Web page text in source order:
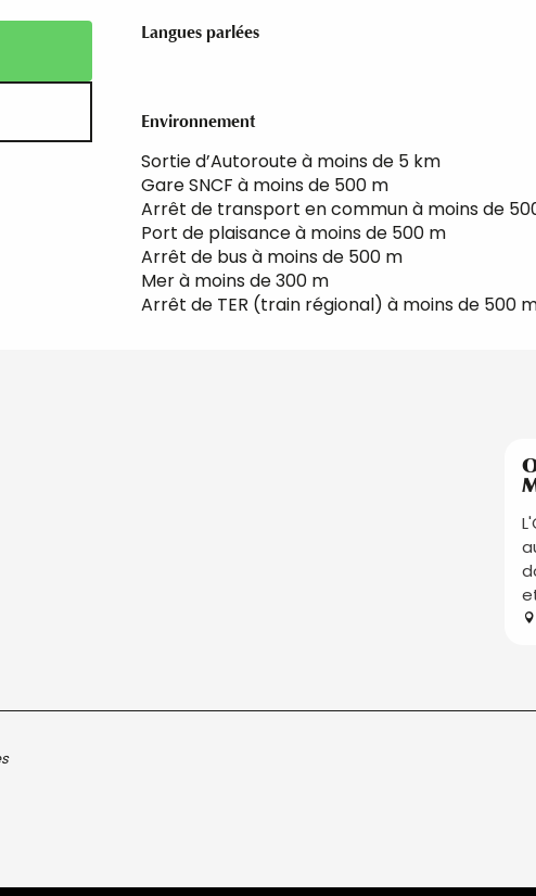
Langues parlées
Langues parlées
Environnement
Environnement
Sortie d’Autoroute à moins de 5 km
Gare SNCF à moins de 500 m
Arrêt de transport en commun à moins de
Port de plaisance à moins de 500 m
Arrêt de bus à moins de 500 m
Mer à moins de 300 m
Arrêt de TER (train régional) à moins de 500